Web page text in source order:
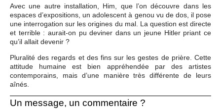
Avec une autre installation, Him, que l’on découvre dans les
espaces d’expositions, un adolescent à genou vu de dos, il pose
une interrogation sur les origines du mal. La question est directe
et terrible : aurait-on pu deviner dans un jeune Hitler priant ce
qu’il allait devenir ?
Pluralité des regards et des fins sur les gestes de prière. Cette
attitude humaine est bien appréhendée par des artistes
contemporains, mais d’une manière très différente de leurs
aînés.
Un message, un commentaire ?